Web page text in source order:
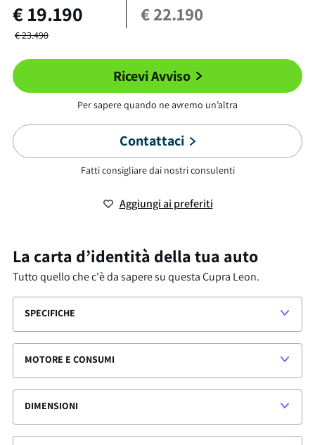
€19.190 €22.190
€23.490
Ricevi Avviso
Per sapere quando ne avremo un’altra
Contattaci
Fatti consigliare dai nostri consulenti
Aggiungi ai preferiti
La carta d’identità della tua auto
Tutto quello che c'è da sapere su questaCupra Leon.
SPECIFICHE
MOTORE E CONSUMI
DIMENSIONI